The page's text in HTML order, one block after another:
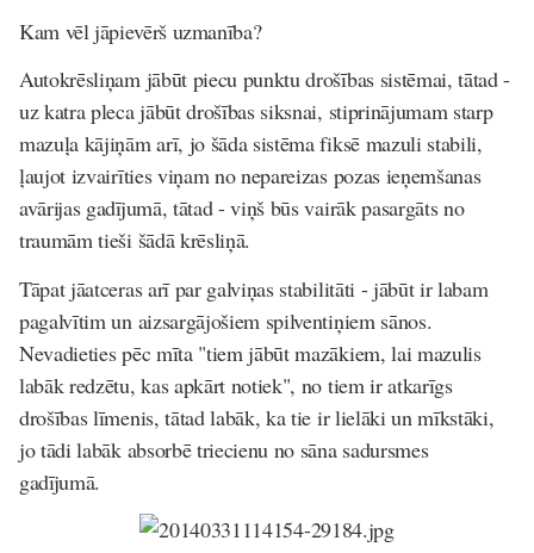
Kam vēl jāpievērš uzmanība?
Autokrēsliņam jābūt piecu punktu drošības sistēmai, tātad -
uz katra pleca jābūt drošības siksnai, stiprinājumam starp
mazuļa kājiņām arī, jo šāda sistēma fiksē mazuli stabili,
ļaujot izvairīties viņam no nepareizas pozas ieņemšanas
avārijas gadījumā, tātad - viņš būs vairāk pasargāts no
traumām tieši šādā krēsliņā.
Tāpat jāatceras arī par galviņas stabilitāti - jābūt ir labam
pagalvītim un aizsargājošiem spilventiņiem sānos.
Nevadieties pēc mīta "tiem jābūt mazākiem, lai mazulis
labāk redzētu, kas apkārt notiek", no tiem ir atkarīgs
drošības līmenis, tātad labāk, ka tie ir lielāki un mīkstāki,
jo tādi labāk absorbē triecienu no sāna sadursmes
gadījumā.